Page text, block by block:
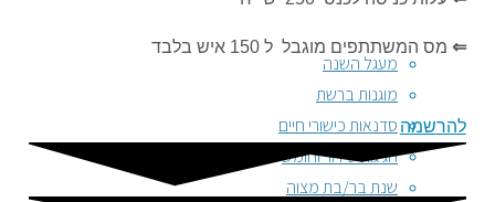
מעגל השנה
מוגנות ברשת
סדנאות כישורי חיים
חגיגות סידור וחומש
שנת בר/בת מצוה
⇐ מס‭ ‬המשתתפים‭ ‬מוגבל‭ ‬ ל 150 איש בלבד
להרשמה